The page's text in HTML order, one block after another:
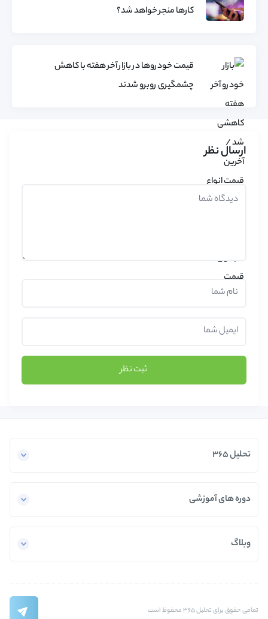
کارها منجر خواهد شد؟
قیمت خودروها در بازار آخر هفته با کاهش
چشمگیری روبرو شدند
ارسال نظر
ثبت نظر
تحلیل 365
دوره های آموزشی
وبلاگ
تمامی حقوق برای تحلیل 365 محفوظ است